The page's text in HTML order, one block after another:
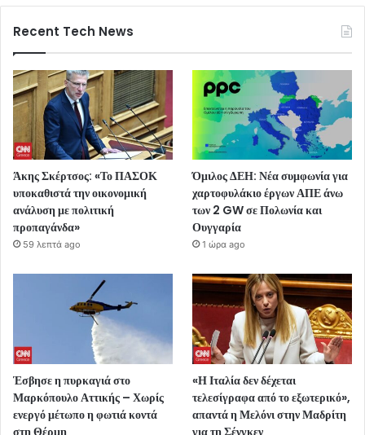
Recent Tech News
Άκης Σκέρτσος: «Το ΠΑΣΟΚ
υποκαθιστά την οικονομική
ανάλυση με πολιτική
προπαγάνδα»
59 λεπτά ago
Όμιλος ΔΕΗ: Νέα συμφωνία για
χαρτοφυλάκιο έργων ΑΠΕ άνω
των 2 GW σε Πολωνία και
Ουγγαρία
1 ώρα ago
Έσβησε η πυρκαγιά στο
Μαρκόπουλο Αττικής – Χωρίς
ενεργό μέτωπο η φωτιά κοντά
στη Θέρμη
«Η Ιταλία δεν δέχεται
τελεσίγραφα από το εξωτερικό»,
απαντά η Μελόνι στην Μαδρίτη
για τη Σένγκεν